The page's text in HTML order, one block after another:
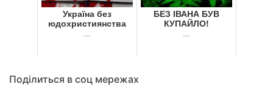
Україна без
юдохристиянства
БЕЗ ІВАНА БУВ
КУПАЙЛО!
Поділиться в соц мережах